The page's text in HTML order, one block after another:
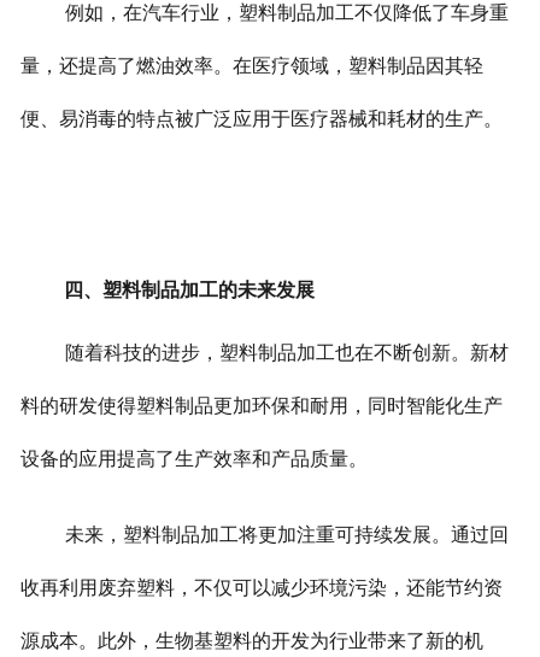
例如，在汽车行业，塑料制品加工不仅降低了车身重
量，还提高了燃油效率。在医疗领域，塑料制品因其轻
便、易消毒的特点被广泛应用于医疗器械和耗材的生产。
四、塑料制品加工的未来发展
随着科技的进步，塑料制品加工也在不断创新。新材
料的研发使得塑料制品更加环保和耐用，同时智能化生产
设备的应用提高了生产效率和产品质量。
未来，塑料制品加工将更加注重可持续发展。通过回
收再利用废弃塑料，不仅可以减少环境污染，还能节约资
源成本。此外，生物基塑料的开发为行业带来了新的机